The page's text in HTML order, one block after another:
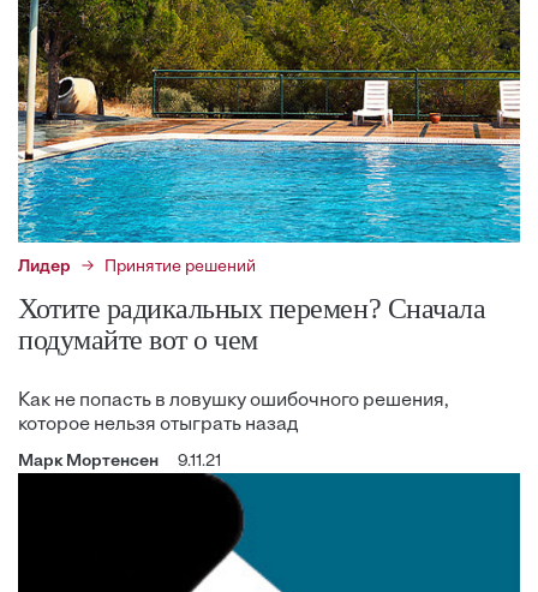
Лидер Принятие решений
Хотите радикальных перемен? Сначала
подумайте вот о чем
Как не попасть в ловушку ошибочного решения,
которое нельзя отыграть назад
Марк Мортенсен 9.11.21